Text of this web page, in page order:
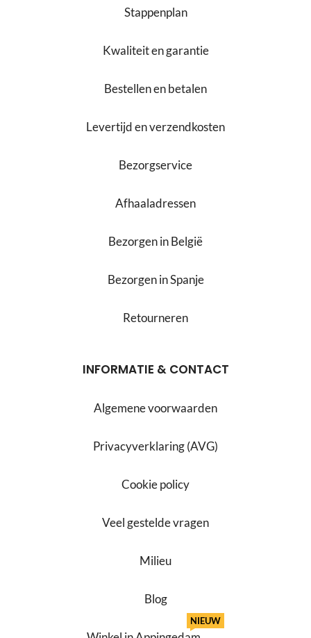
Stappenplan
Kwaliteit en garantie
Bestellen en betalen
Levertijd en verzendkosten
Bezorgservice
Afhaaladressen
Bezorgen in België
Bezorgen in Spanje
Retourneren
INFORMATIE & CONTACT
Algemene voorwaarden
Privacyverklaring (AVG)
Cookie policy
Veel gestelde vragen
Milieu
Blog
NIEUW